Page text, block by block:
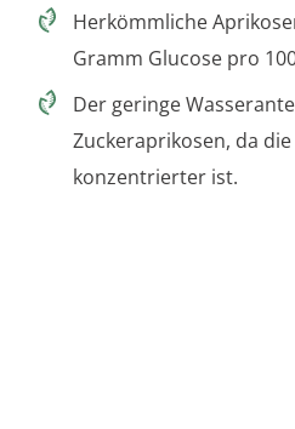
Herkömmliche
Gramm Glucose pro
Der geringe
Zuckeraprikosen, da
konzentrierter ist.